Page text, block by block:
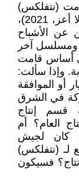
(نتفلكس)
أخيراً بإنتاج أول فيلم عربي لها (أصحاب ولا أعز، 2021)،
عن الأشباح
(ما وراء الطبيعة، 2020)، ومسلسل آخر
أي أساس قامت
وإذا سألت:
أو الموافقة
في الشرق
قسم إنتاج
العام؟ أم
كان لجيش
لـ (نتفلكس)
فسيكون